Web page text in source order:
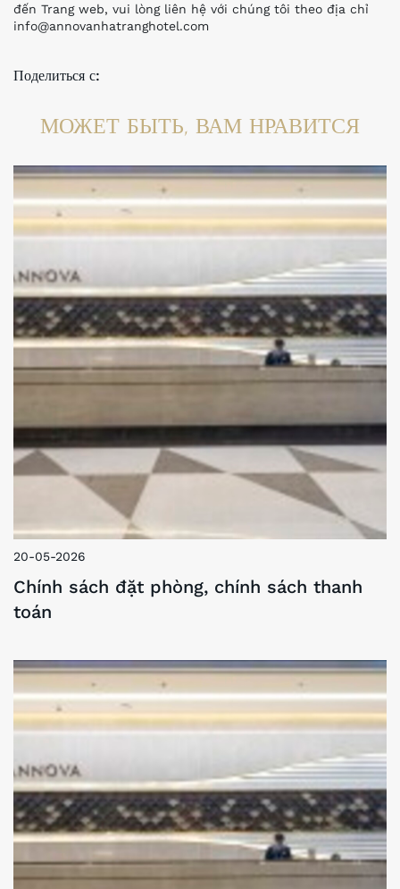
đến Trang web, vui lòng liên hệ với chúng tôi theo địa chỉ
info@annovanhatranghotel.com
Поделиться с:
МОЖЕТ БЫТЬ, ВАМ НРАВИТСЯ
20-05-2026
Chính sách đặt phòng, chính sách thanh
toán